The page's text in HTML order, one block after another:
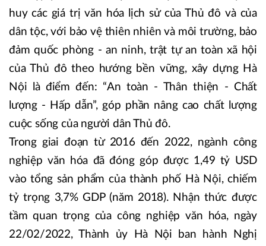
huy các giá trị văn hóa lịch sử của Thủ đô và của
dân tộc, với bảo vệ thiên nhiên và môi trường, bảo
đảm quốc phòng - an ninh, trật tự an toàn xã hội
của Thủ đô theo hướng bền vững, xây dựng Hà
Nội là điểm đến: “An toàn - Thân thiện - Chất
lượng - Hấp dẫn”, góp phần nâng cao chất lượng
cuộc sống của người dân Thủ đô.
Trong giai đoạn từ 2016 đến 2022, ngành công
nghiệp văn hóa đã đóng góp được 1,49 tỷ USD
vào tổng sản phẩm của thành phố Hà Nội, chiếm
tỷ trọng 3,7% GDP (năm 2018). Nhận thức được
tầm quan trọng của công nghiệp văn hóa, ngày
22/02/2022, Thành ủy Hà Nội ban hành Nghị